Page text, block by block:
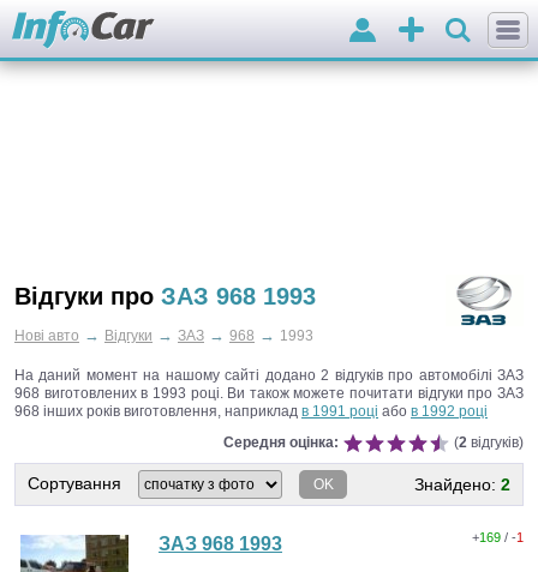
Додати
оголошення
Вхід
Відгуки про ЗАЗ 968 1993
Нові авто → Відгуки → ЗАЗ → 968 → 1993
На даний момент на нашому сайті додано 2 відгуків про автомобілі ЗАЗ
968 виготовлених в 1993 році. Ви також можете почитати відгуки про ЗАЗ
968 інших років виготовлення, наприклад в 1991 році або в 1992 році
Середня оцінка:
(2 відгуків)
Сортування OK Знайдено: 2
+169 / -1
ЗАЗ 968 1993